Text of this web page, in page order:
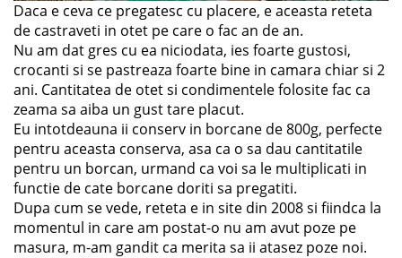
Daca e ceva ce pregatesc cu placere, e aceasta reteta
de castraveti in otet pe care o fac an de an.
Nu am dat gres cu ea niciodata, ies foarte gustosi,
crocanti si se pastreaza foarte bine in camara chiar si 2
ani. Cantitatea de otet si condimentele folosite fac ca
zeama sa aiba un gust tare placut.
Eu intotdeauna ii conserv in borcane de 800g, perfecte
pentru aceasta conserva, asa ca o sa dau cantitatile
pentru un borcan, urmand ca voi sa le multiplicati in
functie de cate borcane doriti sa pregatiti.
Dupa cum se vede, reteta e in site din 2008 si fiindca la
momentul in care am postat-o nu am avut poze pe
masura, m-am gandit ca merita sa ii atasez poze noi.